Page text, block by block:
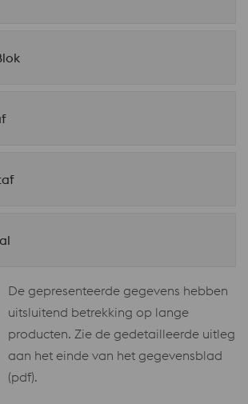
De gepresenteerde gegevens hebben
uitsluitend betrekking op lange
producten. Zie de gedetailleerde uitleg
aan het einde van het gegevensblad
(pdf).